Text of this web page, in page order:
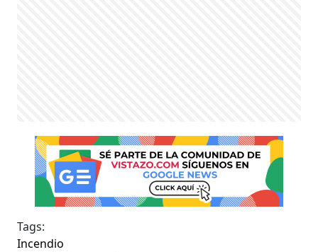
Tags:
Incendio